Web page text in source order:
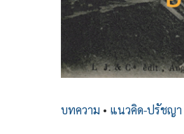
บทความ • แนวคิด-ปรัชญา